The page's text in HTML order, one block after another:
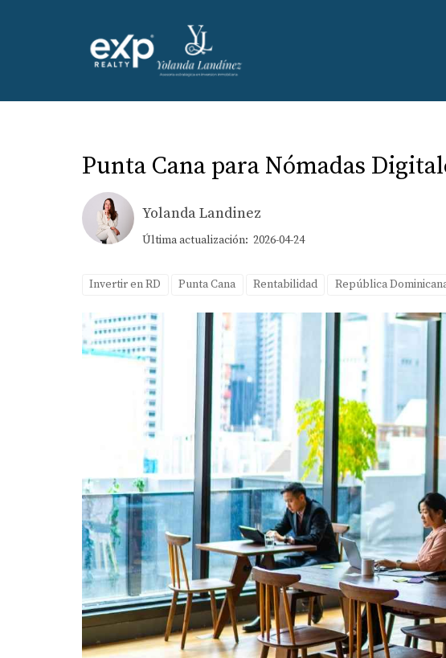
Punta Cana para Nómadas
Yolanda Landinez
Última actualización: 2026-04-24
Invertir en RD Punta Cana Rentabilidad República